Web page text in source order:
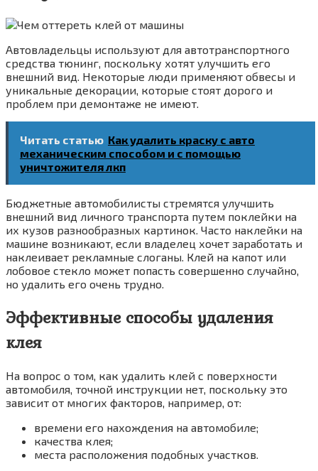
Автовладельцы используют для автотранспортного
средства тюнинг, поскольку хотят улучшить его
внешний вид. Некоторые люди применяют обвесы и
уникальные декорации, которые стоят дорого и
проблем при демонтаже не имеют.
Читать статью Как удалить краску с авто
механическим способом и с помощью
уничтожителя лкп
Бюджетные автомобилисты стремятся улучшить
внешний вид личного транспорта путем поклейки на
их кузов разнообразных картинок. Часто наклейки на
машине возникают, если владелец хочет заработать и
наклеивает рекламные слоганы. Клей на капот или
лобовое стекло может попасть совершенно случайно,
но удалить его очень трудно.
Эффективные способы удаления
клея
На вопрос о том, как удалить клей с поверхности
автомобиля, точной инструкции нет, поскольку это
зависит от многих факторов, например, от:
времени его нахождения на автомобиле;
качества клея;
места расположения подобных участков.